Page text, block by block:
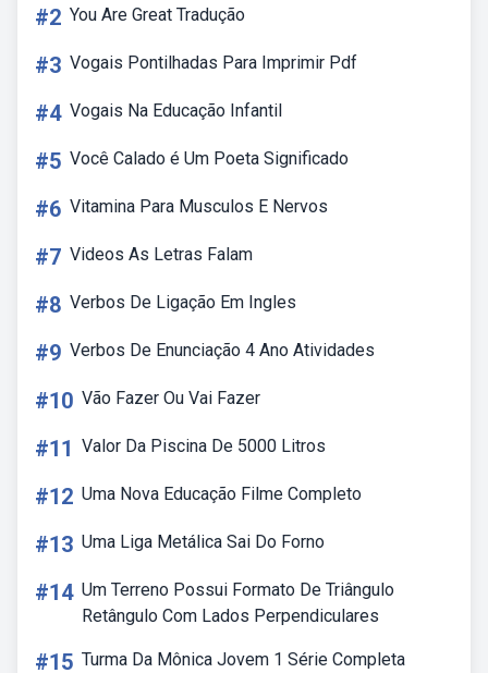
#2 You Are Great Tradução
#3 Vogais Pontilhadas Para Imprimir Pdf
#4 Vogais Na Educação Infantil
#5 Você Calado é Um Poeta Significado
#6 Vitamina Para Musculos E Nervos
#7 Videos As Letras Falam
#8 Verbos De Ligação Em Ingles
#9 Verbos De Enunciação 4 Ano Atividades
#10 Vão Fazer Ou Vai Fazer
#11 Valor Da Piscina De 5000 Litros
#12 Uma Nova Educação Filme Completo
#13 Uma Liga Metálica Sai Do Forno
#14 Um Terreno Possui Formato De Triângulo
Retângulo Com Lados Perpendiculares
#15 Turma Da Mônica Jovem 1 Série Completa